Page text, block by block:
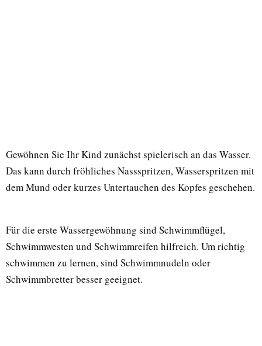
Gewöhnen Sie Ihr Kind zunächst spielerisch an das Wasser.
Das kann durch fröhliches Nassspritzen, Wasserspritzen mit
dem Mund oder kurzes Untertauchen des Kopfes geschehen.
Für die erste Wassergewöhnung sind Schwimmflügel,
Schwimmwesten und Schwimmreifen hilfreich. Um richtig
schwimmen zu lernen, sind Schwimmnudeln oder
Schwimmbretter besser geeignet.